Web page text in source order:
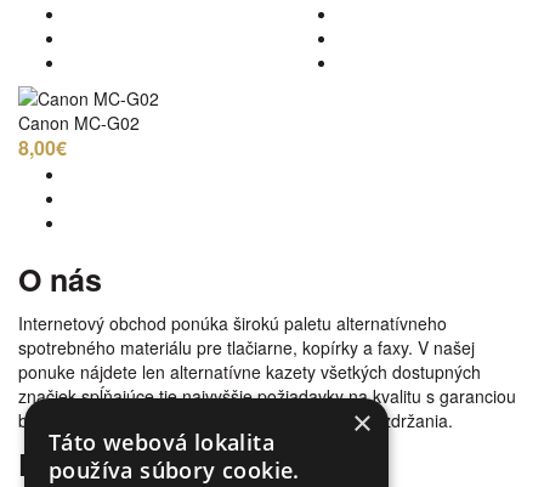
Canon MC-G02
8,00€
O nás
Internetový obchod ponúka širokú paletu alternatívneho
spotrebného materiálu pre tlačiarne, kopírky a faxy. V našej
ponuke nájdete len alternatívne kazety všetkých dostupných
značiek spĺňajúce tie najvyššie požiadavky na kvalitu s garanciou
bezproblémovosti tlače. Tovar doručujeme bez zdržania.
Prečo nakúpiť u nás
×
Táto webová lokalita
používa súbory cookie.